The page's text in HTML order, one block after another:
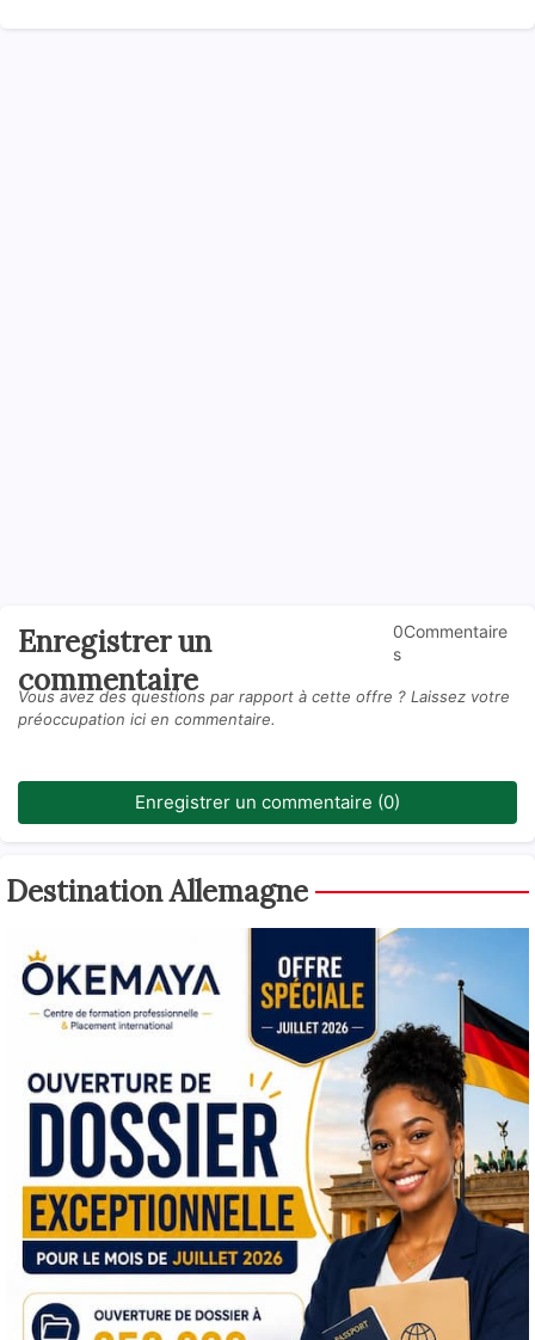
Enregistrer un
commentaire
0Commentaire
s
Vous avez des questions par rapport à cette offre ? Laissez votre
préoccupation ici en commentaire.
Enregistrer un commentaire (0)
Destination Allemagne